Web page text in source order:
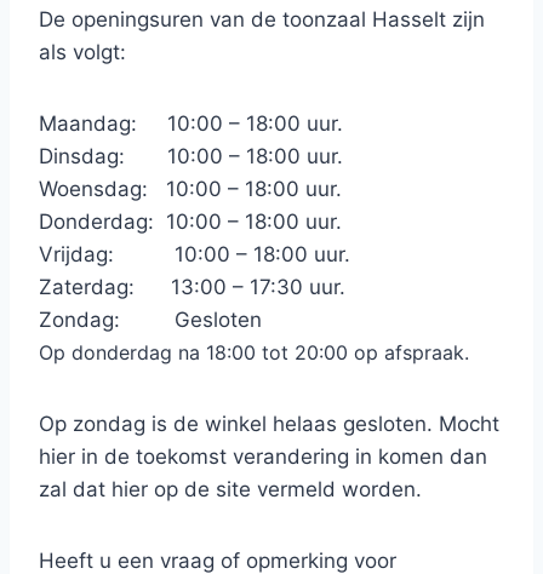
De openingsuren van de toonzaal Hasselt zijn
als volgt:
Maandag: 10:00 – 18:00 uur.
Dinsdag: 10:00 – 18:00 uur.
Woensdag: 10:00 – 18:00 uur.
Donderdag: 10:00 – 18:00 uur.
Vrijdag: 10:00 – 18:00 uur.
Zaterdag: 13:00 – 17:30 uur.
Zondag: Gesloten
Op donderdag na 18:00 tot 20:00 op afspraak.
Op zondag is de winkel helaas gesloten. Mocht
hier in de toekomst verandering in komen dan
zal dat hier op de site vermeld worden.
Heeft u een vraag of opmerking voor